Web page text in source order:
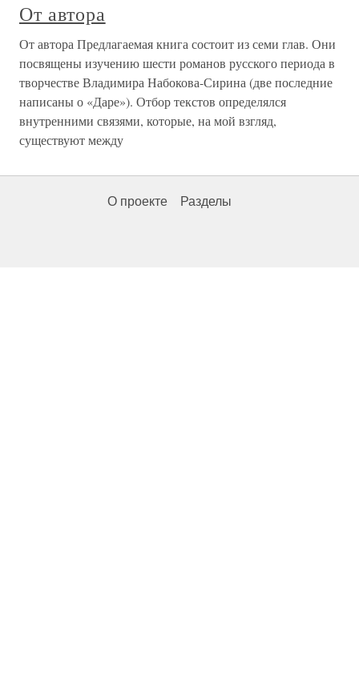
От автора
От автора Предлагаемая книга состоит из семи глав. Они
посвящены изучению шести романов русского периода в
творчестве Владимира Набокова-Сирина (две последние
написаны о «Даре»). Отбор текстов определялся
внутренними связями, которые, на мой взгляд,
существуют между
О проекте Разделы